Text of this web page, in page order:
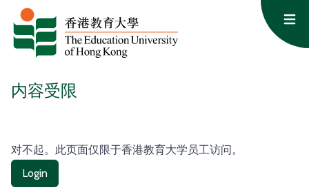
跳至内容
内容受限
对不起。此页面仅限于香港教育大学员工访问。
Login